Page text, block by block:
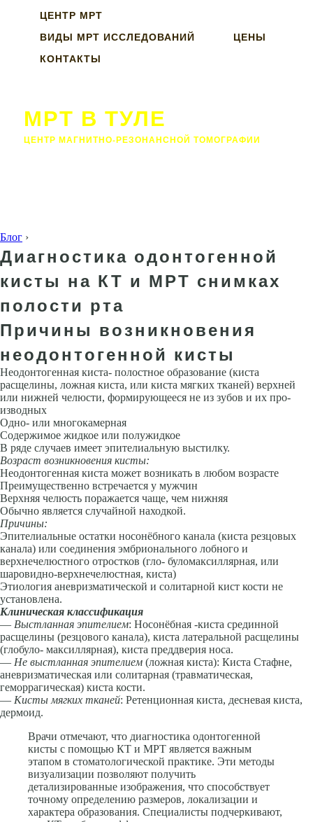
ЦЕНТР МРТ
ВИДЫ МРТ ИССЛЕДОВАНИЙ
ЦЕНЫ
КОНТАКТЫ
МРТ В ТУЛЕ
ЦЕНТР МАГНИТНО-РЕЗОНАНСНОЙ ТОМОГРАФИИ
Блог ›
Диагностика одонтогенной
кисты на КТ и МРТ снимках
полости рта
Причины возникновения
неодонтогенной кисты
Неодонтогенная киста- полостное образование (киста
расщелины, ложная киста, или киста мягких тканей) верхней
или нижней челюсти, формирующееся не из зубов и их про­
изводных
Одно- или многокамерная
Содержимое жидкое или полужид­кое
В ряде случаев имеет эпителиальную выстилку.
Возраст возникновения кисты:
Неодонтогенная киста может возникать в любом возрасте
Преимущественно встречается у мужчин
Верхняя челюсть поражается чаще, чем нижняя
Обычно яв­ляется случайной находкой.
Причины:
Эпителиальные остатки носонёбного канала (киста резцовых
канала) или соединения эмбрионального лобного и
верхнечелюстного отростков (гло- буломаксиллярная, или
шаровидно-верхнечелюстная, киста)
Этиология аневризматической и солитарной кист кости не
установлена.
Клиническая классификация
— Выстланная эпителием: Носонёбная -киста срединной
расще­лины (резцового канала), киста латеральной расщелины
(глобуло- максиллярная), киста преддверия носа.
— Не выстланная эпителием (ложная киста): Киста Стафне,
аневризмати­ческая или солитарная (травматическая,
геморрагическая) киста кости.
— Кисты мягких тканей: Ретенционная киста, десневая киста,
дермоид.
Врачи отмечают, что диагностика одонтогенной
кисты с помощью КТ и МРТ является важным
этапом в стоматологической практике. Эти методы
визуализации позволяют получить
детализированные изображения, что способствует
точному определению размеров, локализации и
характера образования. Специалисты подчеркивают,